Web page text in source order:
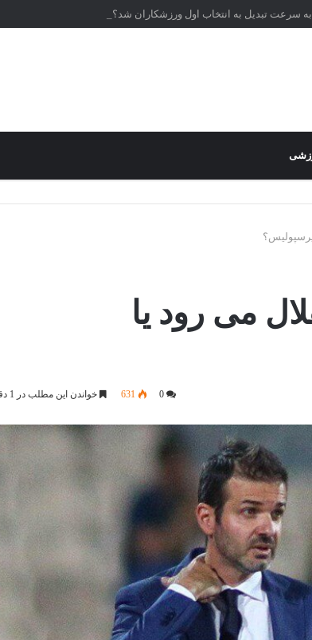
‌سرعت تبدیل به انتخاب اول ورزشکاران شد؟
می رود یا
631 خواندن این مطلب در 1 دقیقه